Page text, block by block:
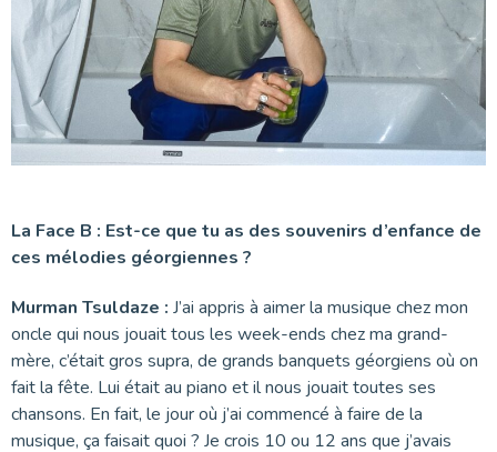
La Face B : Est-ce que tu as des souvenirs d’enfance de
ces mélodies géorgiennes ?
Murman Tsuldaze : J’ai appris à aimer la musique chez mon
oncle qui nous jouait tous les week-ends chez ma grand-
mère, c’était gros supra, de grands banquets géorgiens où on
fait la fête. Lui était au piano et il nous jouait toutes ses
chansons. En fait, le jour où j’ai commencé à faire de la
musique, ça faisait quoi ? Je crois 10 ou 12 ans que j’avais